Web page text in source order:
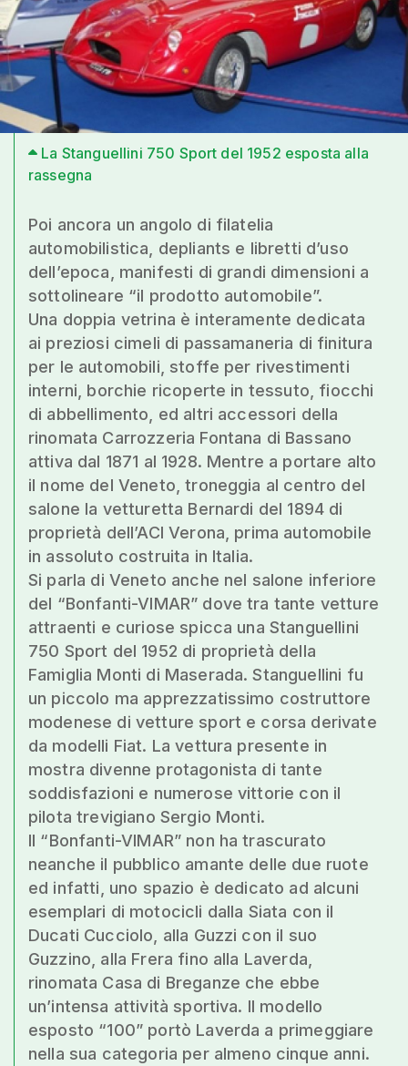
La Stanguellini 750 Sport del 1952 esposta alla
rassegna
Poi ancora un angolo di filatelia
automobilistica, depliants e libretti d’uso
dell’epoca, manifesti di grandi dimensioni a
sottolineare “il prodotto automobile”.
Una doppia vetrina è interamente dedicata
ai preziosi cimeli di passamaneria di finitura
per le automobili, stoffe per rivestimenti
interni, borchie ricoperte in tessuto, fiocchi
di abbellimento, ed altri accessori della
rinomata Carrozzeria Fontana di Bassano
attiva dal 1871 al 1928. Mentre a portare alto
il nome del Veneto, troneggia al centro del
salone la vetturetta Bernardi del 1894 di
proprietà dell’ACI Verona, prima automobile
in assoluto costruita in Italia.
Si parla di Veneto anche nel salone inferiore
del “Bonfanti-VIMAR” dove tra tante vetture
attraenti e curiose spicca una Stanguellini
750 Sport del 1952 di proprietà della
Famiglia Monti di Maserada. Stanguellini fu
un piccolo ma apprezzatissimo costruttore
modenese di vetture sport e corsa derivate
da modelli Fiat. La vettura presente in
mostra divenne protagonista di tante
soddisfazioni e numerose vittorie con il
pilota trevigiano Sergio Monti.
Il “Bonfanti-VIMAR” non ha trascurato
neanche il pubblico amante delle due ruote
ed infatti, uno spazio è dedicato ad alcuni
esemplari di motocicli dalla Siata con il
Ducati Cucciolo, alla Guzzi con il suo
Guzzino, alla Frera fino alla Laverda,
rinomata Casa di Breganze che ebbe
un’intensa attività sportiva. Il modello
esposto “100” portò Laverda a primeggiare
nella sua categoria per almeno cinque anni.